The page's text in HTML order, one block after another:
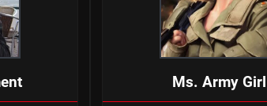
Ms. Army Girl